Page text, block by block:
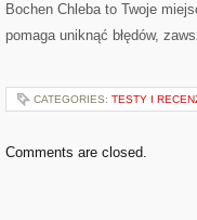
Bochen Chleba to Twoje
pomaga uniknąć błędów,
CATEGORIES: TESTY I
Comments are closed.